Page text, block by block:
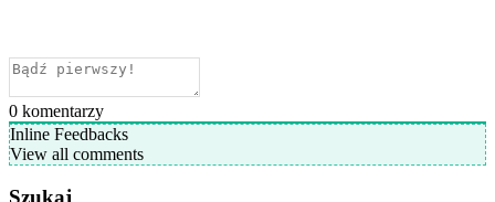
0 komentarzy
Inline Feedbacks
View all comments